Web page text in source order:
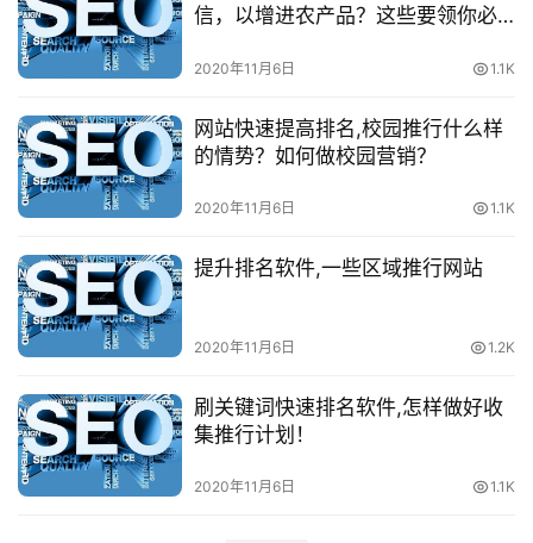
信，以增进农产品？这些要领你必
2020年11月6日 1.1K
网站快速提高排名,校园推行什么样
的情势？如何做校园营销？
2020年11月6日 1.1K
提升排名软件,一些区域推行网站
2020年11月6日 1.2K
刷关键词快速排名软件,怎样做好收
集推行计划！
2020年11月6日 1.1K